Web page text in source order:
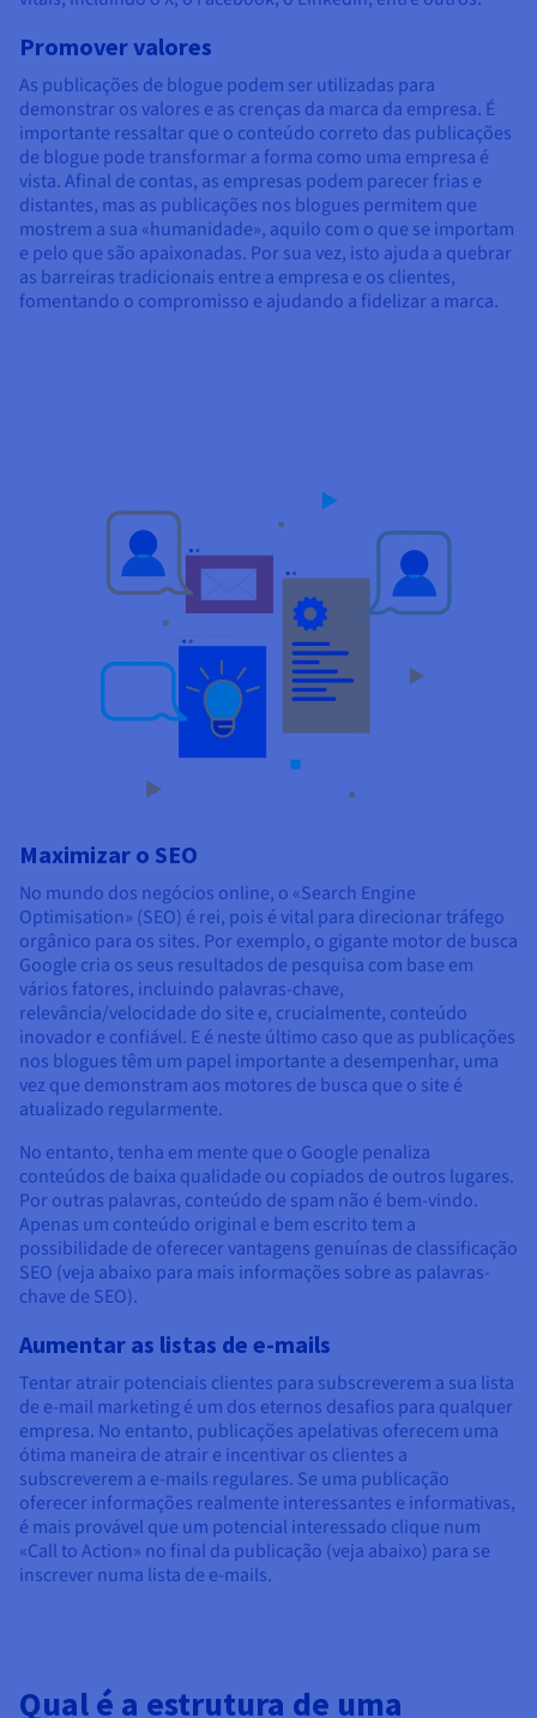
Promover valores
As publicações de blogue podem ser utilizadas para
demonstrar os valores e as crenças da marca da empresa. É
importante ressaltar que o conteúdo correto das publicações
de blogue pode transformar a forma como uma empresa é
vista. Afinal de contas, as empresas podem parecer frias e
distantes, mas as publicações nos blogues permitem que
mostrem a sua «humanidade», aquilo com o que se importam
e pelo que são apaixonadas. Por sua vez, isto ajuda a quebrar
as barreiras tradicionais entre a empresa e os clientes,
fomentando o compromisso e ajudando a fidelizar a marca.
Maximizar o SEO
No mundo dos negócios online, o «Search Engine
Optimisation» (SEO) é rei, pois é vital para direcionar tráfego
orgânico para os sites. Por exemplo, o gigante motor de busca
Google cria os seus resultados de pesquisa com base em
vários fatores, incluindo palavras-chave,
relevância/velocidade do site e, crucialmente, conteúdo
inovador e confiável. E é neste último caso que as publicações
nos blogues têm um papel importante a desempenhar, uma
vez que demonstram aos motores de busca que o site é
atualizado regularmente.
No entanto, tenha em mente que o Google penaliza
conteúdos de baixa qualidade ou copiados de outros lugares.
Por outras palavras, conteúdo de spam não é bem-vindo.
Apenas um conteúdo original e bem escrito tem a
possibilidade de oferecer vantagens genuínas de classificação
SEO (veja abaixo para mais informações sobre as palavras-
chave de SEO).
Aumentar as listas de e-mails
Tentar atrair potenciais clientes para subscreverem a sua lista
de e-mail marketing é um dos eternos desafios para qualquer
empresa. No entanto, publicações apelativas oferecem uma
ótima maneira de atrair e incentivar os clientes a
subscreverem a e-mails regulares. Se uma publicação
oferecer informações realmente interessantes e informativas,
é mais provável que um potencial interessado clique num
«Call to Action» no final da publicação (veja abaixo) para se
inscrever numa lista de e-mails.
Qual é a estrutura de uma